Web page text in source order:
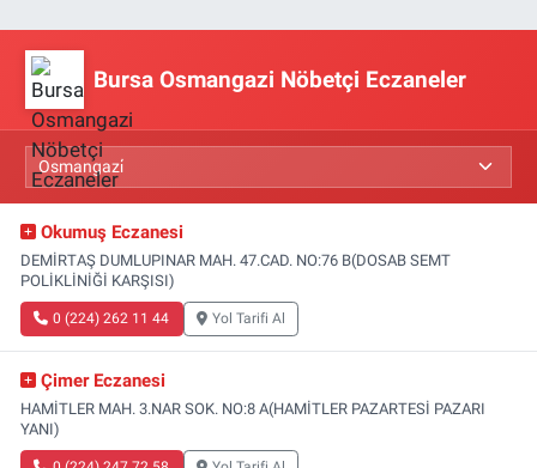
Bursa Osmangazi Nöbetçi Eczaneler
Okumuş Eczanesi
DEMİRTAŞ DUMLUPINAR MAH. 47.CAD. NO:76 B(DOSAB SEMT
POLİKLİNİĞİ KARŞISI)
0 (224) 262 11 44 Yol Tarifi Al
Çimer Eczanesi
HAMİTLER MAH. 3.NAR SOK. NO:8 A(HAMİTLER PAZARTESİ PAZARI
YANI)